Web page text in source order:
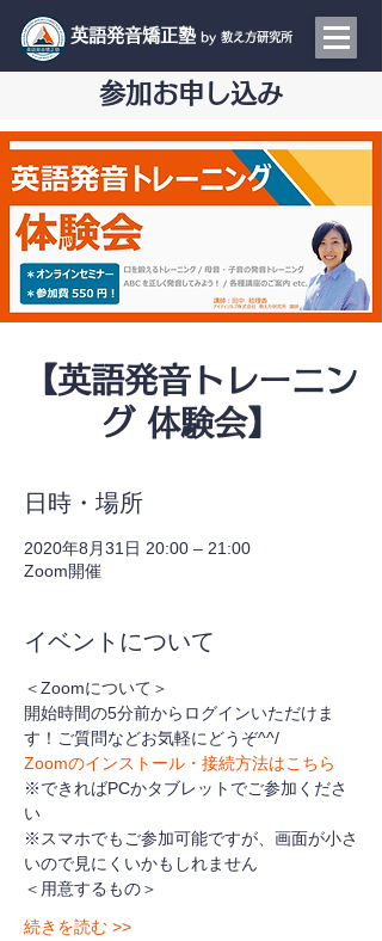
​英語発音矯正塾 by 教え方研究所
参加お申し込み
【英語発音トレーニン
グ 体験会】
日時・場所
2020年8月31日 20:00 – 21:00
Zoom開催
イベントについて
＜Zoomについて＞
開始時間の5分前からログインいただけま
す！ご質問などお気軽にどうぞ^^/
Zoomのインストール・接続方法はこちら
※できればPCかタブレットでご参加くださ
い
※スマホでもご参加可能ですが、画面が小さ
いので見にくいかもしれません
＜用意するもの＞
続きを読む >>